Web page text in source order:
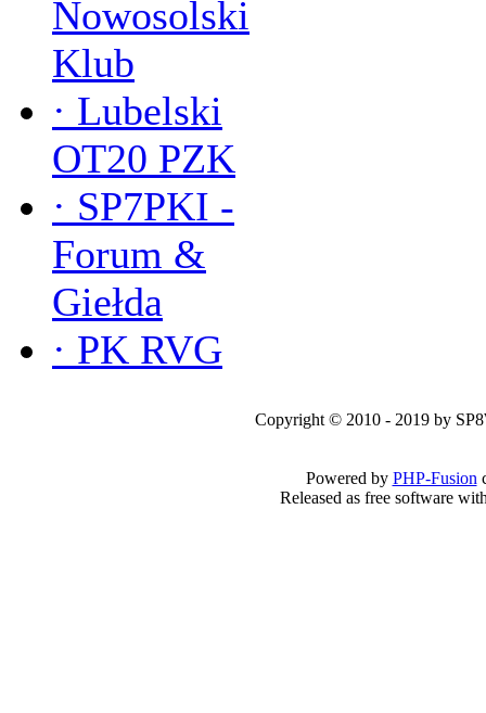
Nowosolski
Klub
· Lubelski
OT20 PZK
· SP7PKI -
Forum &
Giełda
· PK RVG
Copyright © 2010 - 2019 by
Powered by PHP-Fusion
Released as free software